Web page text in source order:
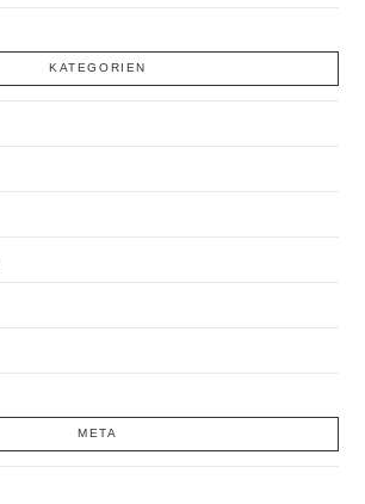
KATEGORIEN
META